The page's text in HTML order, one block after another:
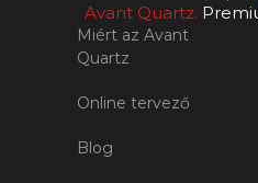
Avant Quartz.
Miért az Avant
Quartz
Online tervező
Blog